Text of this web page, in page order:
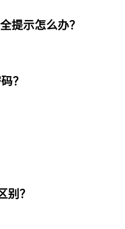
提示怎么办？
？
别？